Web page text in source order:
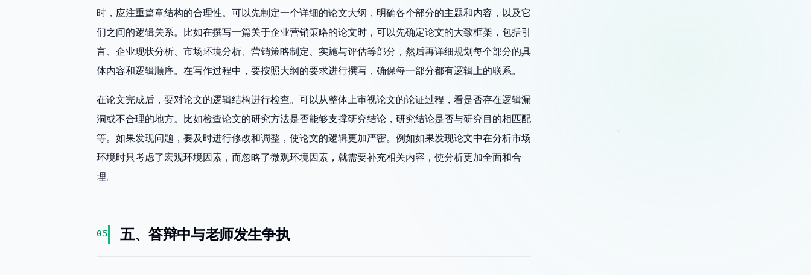
时，应注重篇章结构的合理性。可以先制定一个详细的论文大纲，明确各个部分的主题和内容，以及它
们之间的逻辑关系。比如在撰写一篇关于企业营销策略的论文时，可以先确定论文的大致框架，包括引
言、企业现状分析、市场环境分析、营销策略制定、实施与评估等部分，然后再详细规划每个部分的具
体内容和逻辑顺序。在写作过程中，要按照大纲的要求进行撰写，确保每一部分都有逻辑上的联系。
在论文完成后，要对论文的逻辑结构进行检查。可以从整体上审视论文的论证过程，看是否存在逻辑漏
洞或不合理的地方。比如检查论文的研究方法是否能够支撑研究结论，研究结论是否与研究目的相匹配
等。如果发现问题，要及时进行修改和调整，使论文的逻辑更加严密。例如如果发现论文中在分析市场
环境时只考虑了宏观环境因素，而忽略了微观环境因素，就需要补充相关内容，使分析更加全面和合
理。
05 五、答辩中与老师发生争执